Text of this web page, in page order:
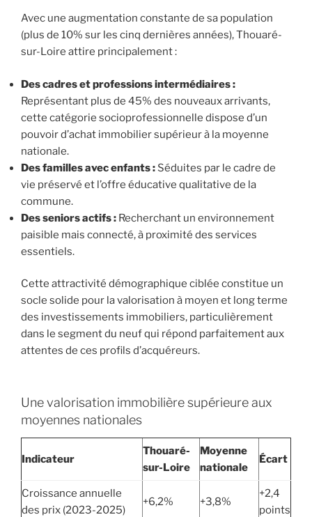
Avec une augmentation constante de sa population
(plus de 10% sur les cinq dernières années), Thouaré-
sur-Loire attire principalement :
Des cadres et professions intermédiaires :
Représentant plus de 45% des nouveaux arrivants,
cette catégorie socioprofessionnelle dispose d’un
pouvoir d’achat immobilier supérieur à la moyenne
nationale.
Des familles avec enfants : Séduites par le cadre de
vie préservé et l’offre éducative qualitative de la
commune.
Des seniors actifs : Recherchant un environnement
paisible mais connecté, à proximité des services
essentiels.
Cette attractivité démographique ciblée constitue un
socle solide pour la valorisation à moyen et long terme
des investissements immobiliers, particulièrement
dans le segment du neuf qui répond parfaitement aux
attentes de ces profils d’acquéreurs.
Une valorisation immobilière supérieure aux
moyennes nationales
Indicateur
Thouaré-
sur-Loire
Moyenne
nationale
Écart
Croissance annuelle
des prix (2023-2025)
+6,2% +3,8%
+2,4
points